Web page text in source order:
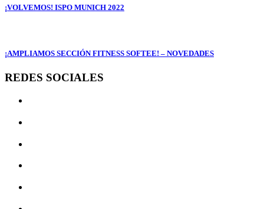
¡VOLVEMOS! ISPO MUNICH 2022
¡AMPLIAMOS SECCIÓN FITNESS SOFTEE! – NOVEDADES
REDES SOCIALES